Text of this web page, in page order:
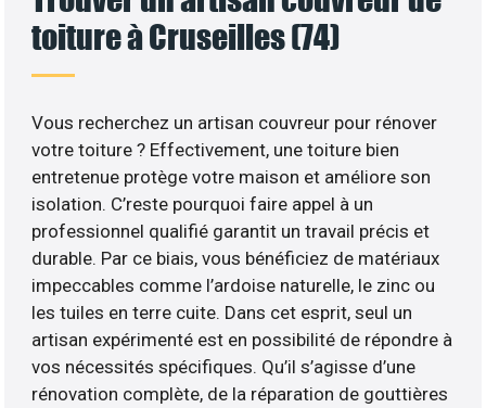
toiture à Cruseilles (74)
Vous recherchez un artisan couvreur pour rénover
votre toiture ? Effectivement, une toiture bien
entretenue protège votre maison et améliore son
isolation. C’reste pourquoi faire appel à un
professionnel qualifié garantit un travail précis et
durable. Par ce biais, vous bénéficiez de matériaux
impeccables comme l’ardoise naturelle, le zinc ou
les tuiles en terre cuite. Dans cet esprit, seul un
artisan expérimenté est en possibilité de répondre à
vos nécessités spécifiques. Qu’il s’agisse d’une
rénovation complète, de la réparation de gouttières